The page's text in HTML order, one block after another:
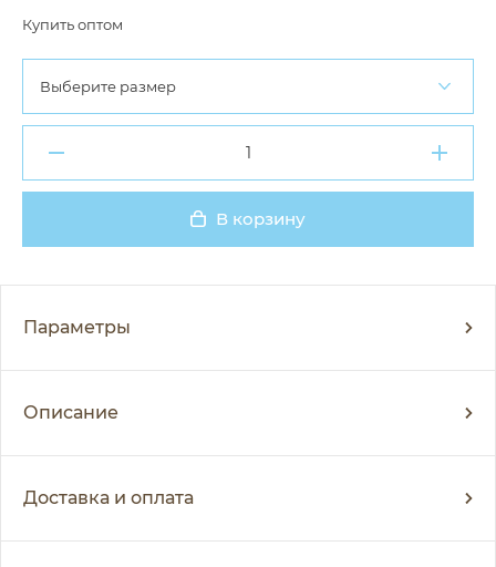
Купить оптом
Выберите размер
В корзину
Параметры
Описание
Доставка и оплата